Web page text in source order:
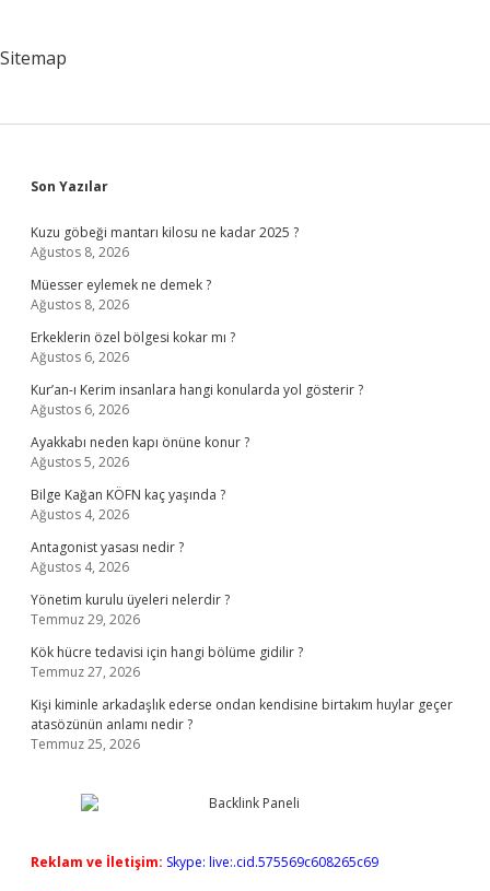
Sitemap
Sidebar
Son Yazılar
Kuzu göbeği mantarı kilosu ne kadar 2025 ?
Ağustos 8, 2026
Müesser eylemek ne demek ?
Ağustos 8, 2026
Erkeklerin özel bölgesi kokar mı ?
Ağustos 6, 2026
Kur’an-ı Kerim insanlara hangi konularda yol gösterir ?
Ağustos 6, 2026
Ayakkabı neden kapı önüne konur ?
Ağustos 5, 2026
Bilge Kağan KÖFN kaç yaşında ?
Ağustos 4, 2026
Antagonist yasası nedir ?
Ağustos 4, 2026
Yönetim kurulu üyeleri nelerdir ?
Temmuz 29, 2026
Kök hücre tedavisi için hangi bölüme gidilir ?
Temmuz 27, 2026
Kişi kiminle arkadaşlık ederse ondan kendisine birtakım huylar geçer
atasözünün anlamı nedir ?
Temmuz 25, 2026
Reklam ve İletişim: Skype: live:.cid.575569c608265c69